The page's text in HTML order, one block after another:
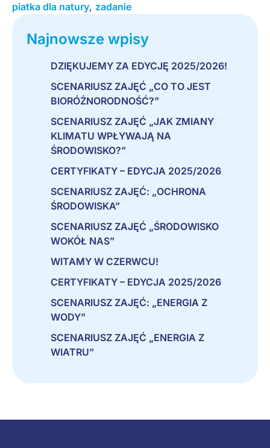
piatka dla natury, zadanie
Najnowsze wpisy
DZIĘKUJEMY ZA EDYCJĘ 2025/2026!
SCENARIUSZ ZAJĘĆ „CO TO JEST
BIORÓŻNORODNOŚĆ?”
SCENARIUSZ ZAJĘĆ „JAK ZMIANY
KLIMATU WPŁYWAJĄ NA
ŚRODOWISKO?”
CERTYFIKATY – EDYCJA 2025/2026
SCENARIUSZ ZAJĘĆ: „OCHRONA
ŚRODOWISKA”
SCENARIUSZ ZAJĘĆ „ŚRODOWISKO
WOKÓŁ NAS”
WITAMY W CZERWCU!
CERTYFIKATY – EDYCJA 2025/2026
SCENARIUSZ ZAJĘĆ: „ENERGIA Z
WODY”
SCENARIUSZ ZAJĘĆ „ENERGIA Z
WIATRU”